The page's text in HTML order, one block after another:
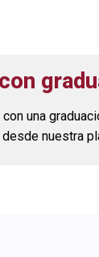
una
nuestra